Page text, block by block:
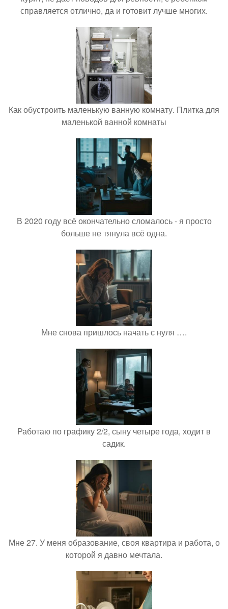
справляется отлично, да и готовит лучше многих.
Как обустроить маленькую ванную комнату. Плитка для
маленькой ванной комнаты
В 2020 году всё окончательно сломалось - я просто
больше не тянула всё одна.
Мне снова пришлось начать с нуля ….
Работаю по графику 2/2, сыну четыре года, ходит в
садик.
Мне 27. У меня образование, своя квартира и работа, о
которой я давно мечтала.